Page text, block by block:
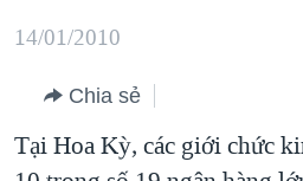
dung
chính
điều
BIỂN ĐÔNG
BLOG
DIỄN ĐÀN
14/01/2010
Chia sẻ
Tại Hoa Kỳ, các giới chức